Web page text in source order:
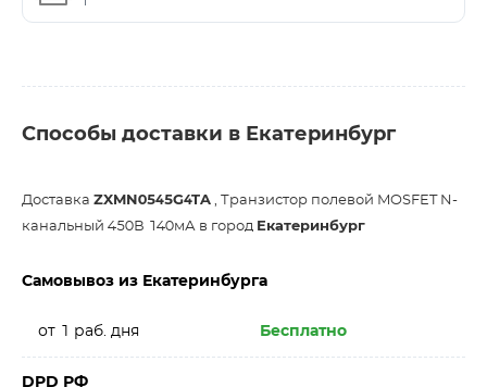
Способы доставки в Екатеринбург
Доставка ZXMN0545G4TA , Транзистор полевой MOSFET N-
канальный 450В 140мА в город Екатеринбург
Самовывоз из Екатеринбурга
от 1 раб. дня Бесплатно
DPD РФ